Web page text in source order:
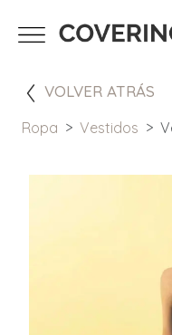
VOLVER ATRÁS
Ropa Vestidos